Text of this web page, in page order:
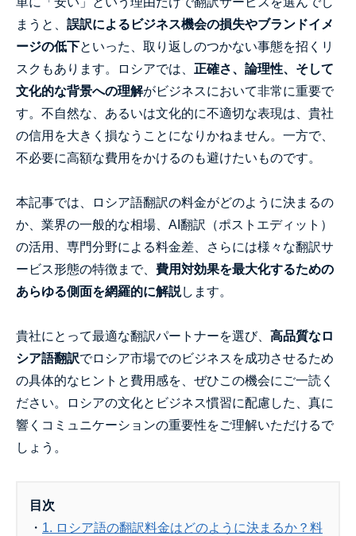
まうと、 誤訳によるビジネス機会の損失やブランドイメ
ージの低下といった、取り返しのつかない事態を招くリ
スクもあります。ロシアでは、 正確さ、論理性、そして
文化的な背景への理解がビジネスにおいて非常に重要で
す。不自然な、あるいは文化的に不適切な表現は、貴社
の信用を大きく損なうことになりかねません。一方で、
不必要に高額な費用をかけるのも避けたいものです。
本記事では、ロシア語翻訳の料金がどのように決まるの
か、業界の一般的な相場、AI翻訳（ポストエディット）
の活用、専門分野による料金差、さらには様々な翻訳サ
ービス形態の特徴まで、 費用対効果を最大化するための
あらゆる側面を網羅的に解説します。
貴社にとって最適な翻訳パートナーを選び、 高品質なロ
シア語翻訳でロシア市場でのビジネスを成功させるため
の具体的なヒントと費用感を、ぜひこの機会にご一読く
ださい。ロシアの文化とビジネス慣習に配慮した、真に
響くコミュニケーションの重要性をご理解いただけるで
しょう。
目次
・ 1. ロシア語の翻訳料金はどのように決まるか？料